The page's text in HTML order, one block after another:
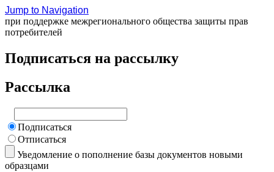
Jump to Navigation
при поддержке межрегионального общества защиты прав
потребителей
Подписаться на рассылку
Рассылка
Подписаться
Отписаться
Уведомление о пополнение базы документов новыми
образцами